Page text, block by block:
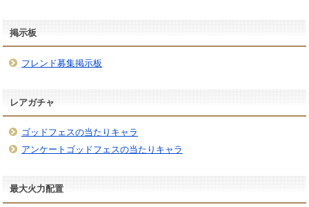
掲示板
フレンド募集掲示板
レアガチャ
ゴッドフェスの当たりキャラ
アンケートゴッドフェスの当たりキャラ
最大火力配置